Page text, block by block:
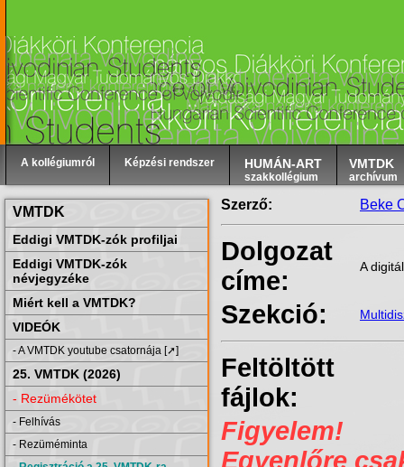
A kollégiumról Képzési rendszer HUMÁN-ART
szakkollégium
VMTDK
archívum
VMTDK
Eddigi VMTDK-zók profiljai
Eddigi VMTDK-zók
névjegyzéke
Miért kell a VMTDK?
VIDEÓK
- A VMTDK youtube csatornája [➚]
25. VMTDK (2026)
- Rezümékötet
- Felhívás
- Rezüméminta
Szerző: Beke
Dolgozat
címe:
A
Szekció:
Feltöltött
fájlok:
Figyelem!
Egyenlőre